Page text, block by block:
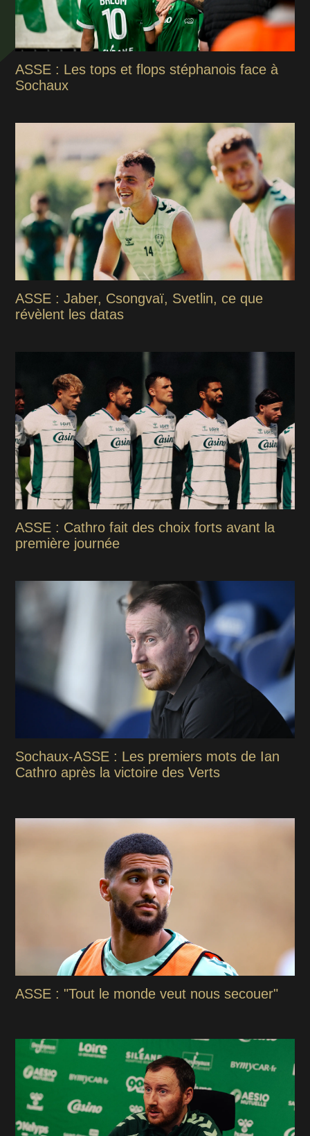
ASSE : Les tops et flops stéphanois face à
Sochaux
ASSE : Jaber, Csongvaï, Svetlin, ce que
révèlent les datas
ASSE : Cathro fait des choix forts avant la
première journée
Sochaux-ASSE : Les premiers mots de Ian
Cathro après la victoire des Verts
ASSE : "Tout le monde veut nous secouer"